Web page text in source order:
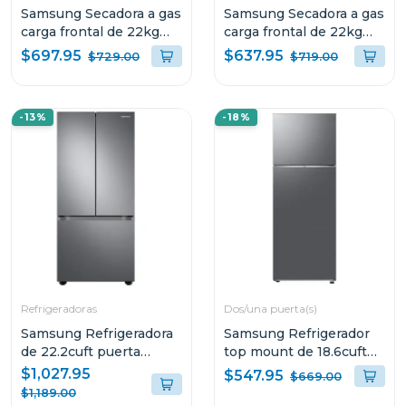
Samsung Secadora a gas
carga frontal de 22kg
color silver
dv22c6370pp
$697.95 $729.00
Samsung Secadora a gas
carga frontal de 22kg
color blanco
dv22c6370pw
$637.95 $719.00
-13%
Refrigeradoras
Samsung Refrigeradora
de 22.2cuft puerta
francesa con diseño de
puerta plana rf22a4010
$1,027.95
$1,189.00
-18%
Dos/una puerta(s)
Samsung Refrigerador
top mount de 18.6cuft
digital inverter
RT53DG6124S9
$547.95 $669.00